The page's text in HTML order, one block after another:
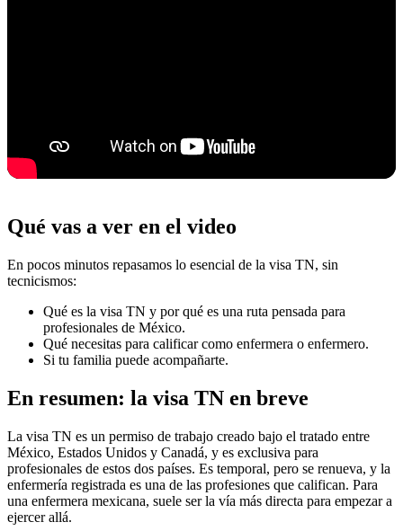
Qué vas a ver en el video
En pocos minutos repasamos lo esencial de la visa TN, sin
tecnicismos:
Qué es la visa TN y por qué es una ruta pensada para
profesionales de México.
Qué necesitas para calificar como enfermera o enfermero.
Si tu familia puede acompañarte.
En resumen: la visa TN en breve
La visa TN es un permiso de trabajo creado bajo el tratado entre
México, Estados Unidos y Canadá, y es exclusiva para
profesionales de estos dos países. Es temporal, pero se renueva, y la
enfermería registrada es una de las profesiones que califican. Para
una enfermera mexicana, suele ser la vía más directa para empezar a
ejercer allá.